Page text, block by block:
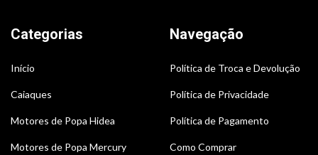
Categorias
Início
Caiaques
Motores de Popa Hidea
Motores de Popa Mercury
Navegação
Política de Troca e Devolução
Política de Privacidade
Política de Pagamento
Como Comprar